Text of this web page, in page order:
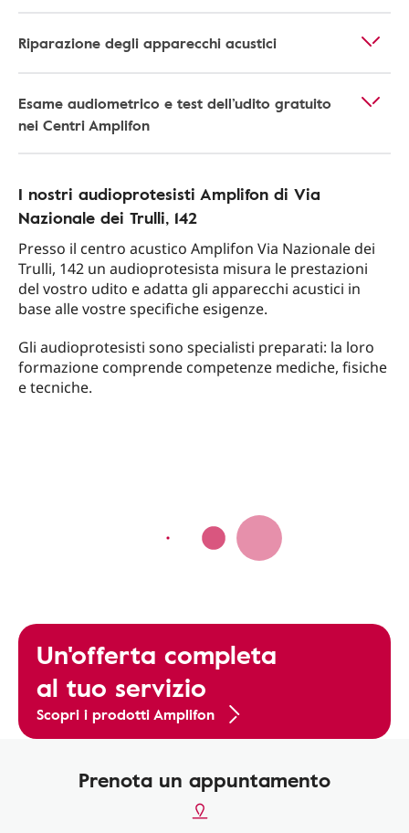
Riparazione degli apparecchi acustici
Esame audiometrico e test dell’udito gratuito
nei Centri Amplifon
I nostri audioprotesisti Amplifon di Via
Nazionale dei Trulli, 142
Presso il centro acustico Amplifon Via Nazionale dei
Trulli, 142 un audioprotesista misura le prestazioni
del vostro udito e adatta gli apparecchi acustici in
base alle vostre specifiche esigenze.
Gli audioprotesisti sono specialisti preparati: la loro
formazione comprende competenze mediche, fisiche
e tecniche.
Un'offerta completa
al tuo servizio
Scopri i prodotti Amplifon
Prenota un appuntamento